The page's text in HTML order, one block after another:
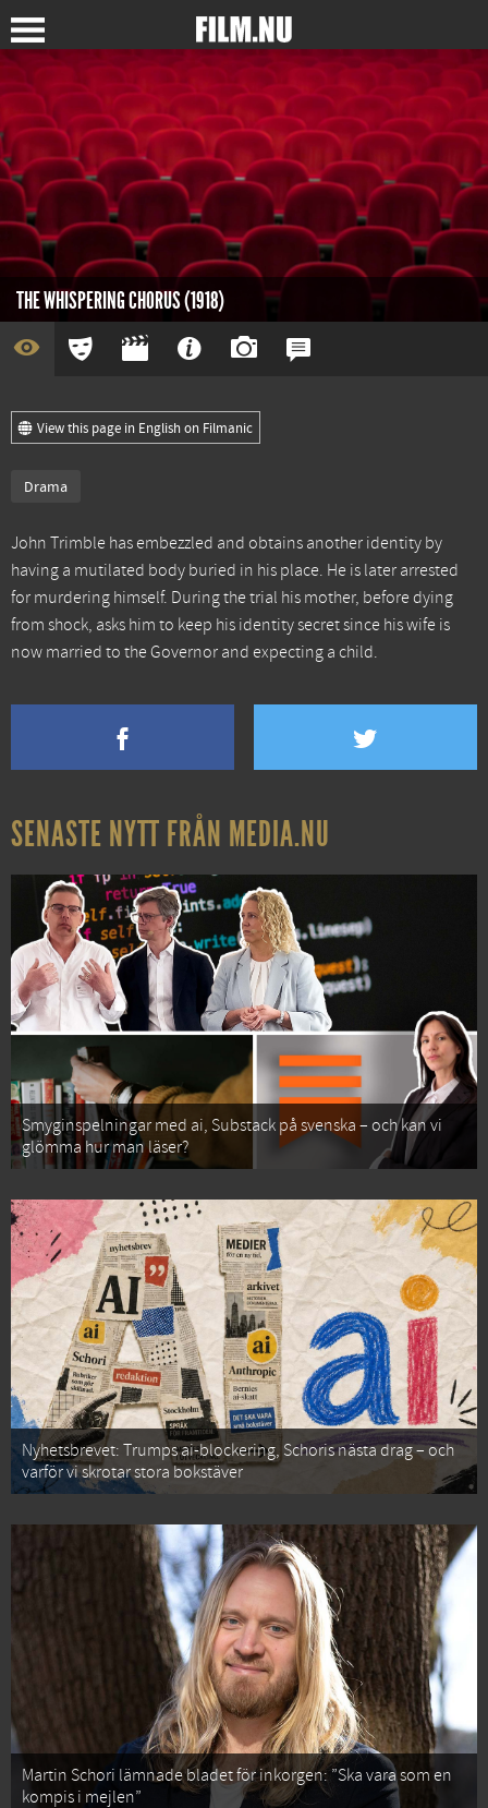
THE WHISPERING CHORUS (1918)
View this page in English on Filmanic
Drama
John Trimble has embezzled and obtains another identity by
having a mutilated body buried in his place. He is later arrested
for murdering himself. During the trial his mother, before dying
from shock, asks him to keep his identity secret since his wife is
now married to the Governor and expecting a child.
SENASTE NYTT FRÅN MEDIA.NU
Smyginspelningar med ai, Substack på svenska – och kan vi
glömma hur man läser?
Nyhetsbrevet: Trumps ai-blockering, Schoris nästa drag – och
varför vi skrotar stora bokstäver
Martin Schori lämnade bladet för inkorgen: ”Ska vara som en
kompis i mejlen”